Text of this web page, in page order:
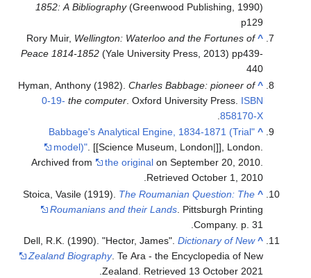
1852: A Bibliography(Greenwood Publishing, 1990)
p129
^
Rory Muir, Wellington: Waterloo and the Fortunes of
Peace 1814-1852 (Yale University Press, 2013) pp439-
440
^
Hyman, Anthony (1982).Charles Babbage: pioneer of
the computer . Oxford University Press. ISBN
0-19-
858170-X
.
^
"Babbage's Analytical Engine, 1834-1871 (Trial
model)" . [[Science Museum, London|]], London.
Archived from
the original on September 20, 2010
RetrievedOctober 1, 2010
^
Stoica, Vasile (1919). The Roumanian Question: The
Roumanians and their Lands . Pittsburgh Printing
Company. p. 31.
^
Dell, R.K. (1990). "Hector, James".Dictionary of New
Zealand Biography. Te Ara - the Encyclopedia of New
Zealand . Retrieved 13 October 2021
.